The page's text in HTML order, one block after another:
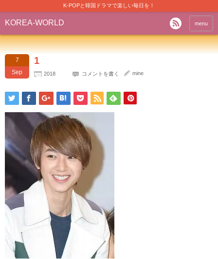
K-POPと韓国ドラマで楽しい毎日を！
KOREA-WORLD menu
7
Sep
1
2018 コメントを書く mine